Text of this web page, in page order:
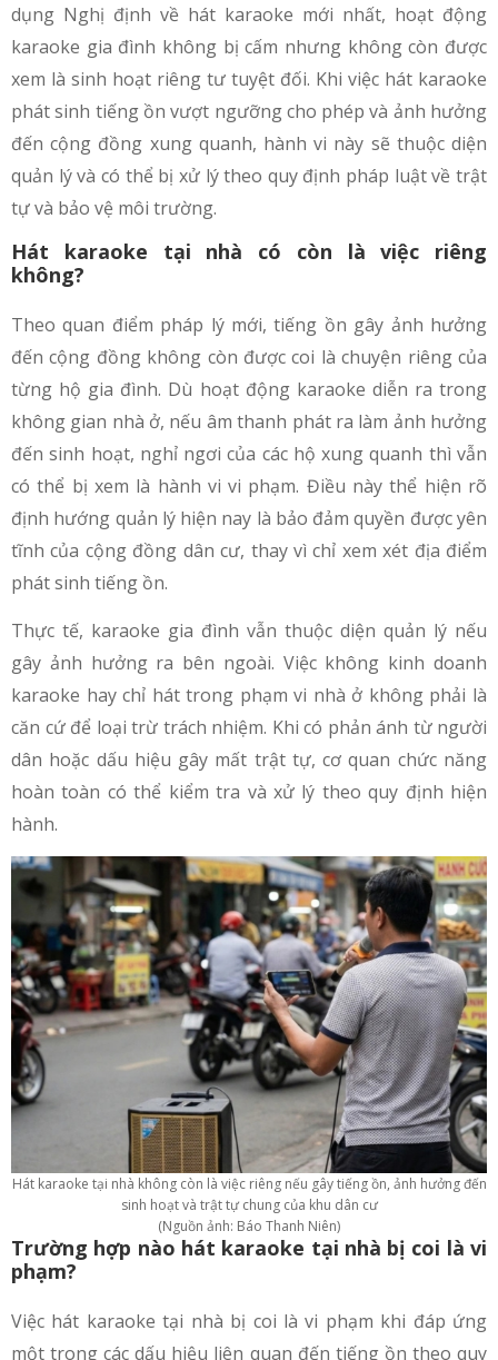
dụng Nghị định về hát karaoke mới nhất, hoạt động
karaoke gia đình không bị cấm nhưng không còn được
xem là sinh hoạt riêng tư tuyệt đối. Khi việc hát karaoke
phát sinh tiếng ồn vượt ngưỡng cho phép và ảnh hưởng
đến cộng đồng xung quanh, hành vi này sẽ thuộc diện
quản lý và có thể bị xử lý theo quy định pháp luật về trật
tự và bảo vệ môi trường.
Hát karaoke tại nhà có còn là việc riêng
không?
Theo quan điểm pháp lý mới, tiếng ồn gây ảnh hưởng
đến cộng đồng không còn được coi là chuyện riêng của
từng hộ gia đình. Dù hoạt động karaoke diễn ra trong
không gian nhà ở, nếu âm thanh phát ra làm ảnh hưởng
đến sinh hoạt, nghỉ ngơi của các hộ xung quanh thì vẫn
có thể bị xem là hành vi vi phạm. Điều này thể hiện rõ
định hướng quản lý hiện nay là bảo đảm quyền được yên
tĩnh của cộng đồng dân cư, thay vì chỉ xem xét địa điểm
phát sinh tiếng ồn.
Thực tế, karaoke gia đình vẫn thuộc diện quản lý nếu
gây ảnh hưởng ra bên ngoài. Việc không kinh doanh
karaoke hay chỉ hát trong phạm vi nhà ở không phải là
căn cứ để loại trừ trách nhiệm. Khi có phản ánh từ người
dân hoặc dấu hiệu gây mất trật tự, cơ quan chức năng
hoàn toàn có thể kiểm tra và xử lý theo quy định hiện
hành.
Hát karaoke tại nhà không còn là việc riêng nếu gây tiếng ồn, ảnh hưởng đến
sinh hoạt và trật tự chung của khu dân cư
(Nguồn ảnh: Báo Thanh Niên)
Trường hợp nào hát karaoke tại nhà bị coi là vi
phạm?
Việc hát karaoke tại nhà bị coi là vi phạm khi đáp ứng
một trong các dấu hiệu liên quan đến tiếng ồn theo quy